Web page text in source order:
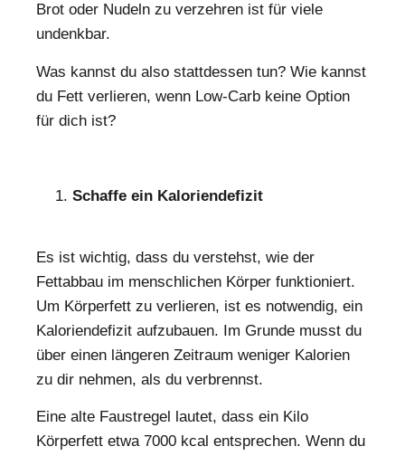
Brot oder Nudeln zu verzehren ist für viele
undenkbar.
Was kannst du also stattdessen tun? Wie kannst
du Fett verlieren, wenn Low-Carb keine Option
für dich ist?
Schaffe ein Kaloriendefizit
Es ist wichtig, dass du verstehst, wie der
Fettabbau im menschlichen Körper funktioniert.
Um Körperfett zu verlieren, ist es notwendig, ein
Kaloriendefizit aufzubauen. Im Grunde musst du
über einen längeren Zeitraum weniger Kalorien
zu dir nehmen, als du verbrennst.
Eine alte Faustregel lautet, dass ein Kilo
Körperfett etwa 7000 kcal entsprechen. Wenn du